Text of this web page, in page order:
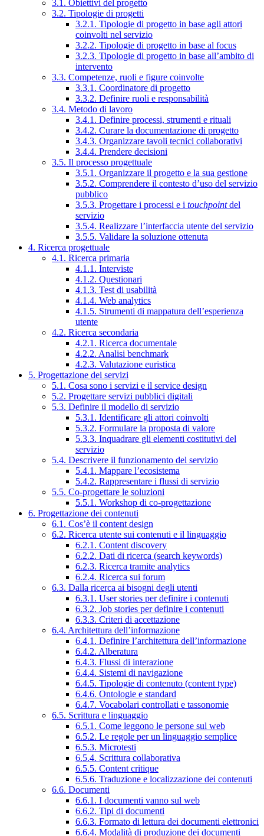
3.1. Obiettivi del progetto
3.2. Tipologie di progetti
3.2.1. Tipologie di progetto in base agli attori
coinvolti nel servizio
3.2.2. Tipologie di progetto in base al focus
3.2.3. Tipologie di progetto in base all’ambito di
intervento
3.3. Competenze, ruoli e figure coinvolte
3.3.1. Coordinatore di progetto
3.3.2. Definire ruoli e responsabilità
3.4. Metodo di lavoro
3.4.1. Definire processi, strumenti e rituali
3.4.2. Curare la documentazione di progetto
3.4.3. Organizzare tavoli tecnici collaborativi
3.4.4. Prendere decisioni
3.5. Il processo progettuale
3.5.1. Organizzare il progetto e la sua gestione
3.5.2. Comprendere il contesto d’uso del servizio
pubblico
3.5.3. Progettare i processi e i touchpointdel
servizio
3.5.4. Realizzare l’interfaccia utente del servizio
3.5.5. Validare la soluzione ottenuta
4. Ricerca progettuale
4.1. Ricerca primaria
4.1.1. Interviste
4.1.2. Questionari
4.1.3. Test di usabilità
4.1.4. Web analytics
4.1.5. Strumenti di mappatura dell’esperienza
utente
4.2. Ricerca secondaria
4.2.1. Ricerca documentale
4.2.2. Analisi benchmark
4.2.3. Valutazione euristica
5. Progettazione dei servizi
5.1. Cosa sono i servizi e il service design
5.2. Progettare servizi pubblici digitali
5.3. Definire il modello di servizio
5.3.1. Identificare gli attori coinvolti
5.3.2. Formulare la proposta di valore
5.3.3. Inquadrare gli elementi costitutivi del
servizio
5.4. Descrivere il funzionamento del servizio
5.4.1. Mappare l’ecosistema
5.4.2. Rappresentare i flussi di servizio
5.5. Co-progettare le soluzioni
5.5.1. Workshop di co-progettazione
6. Progettazione dei contenuti
6.1. Cos’è il content design
6.2. Ricerca utente sui contenuti e il linguaggio
6.2.1. Content discovery
6.2.2. Dati di ricerca (search keywords)
6.2.3. Ricerca tramite analytics
6.2.4. Ricerca sui forum
6.3. Dalla ricerca ai bisogni degli utenti
6.3.1. User stories per definire i contenuti
6.3.2. Job stories per definire i contenuti
6.3.3. Criteri di accettazione
6.4. Architettura dell’informazione
6.4.1. Definire l’architettura dell’informazione
6.4.2. Alberatura
6.4.3. Flussi di interazione
6.4.4. Sistemi di navigazione
6.4.5. Tipologie di contenuto (content type)
6.4.6. Ontologie e standard
6.4.7. Vocabolari controllati e tassonomie
6.5. Scrittura e linguaggio
6.5.1. Come leggono le persone sul web
6.5.2. Le regole per un linguaggio semplice
6.5.3. Microtesti
6.5.4. Scrittura collaborativa
6.5.5. Content critique
6.5.6. Traduzione e localizzazione dei contenuti
6.6. Documenti
6.6.1. I documenti vanno sul web
6.6.2. Tipi di documenti
6.6.3. Formato di lettura dei documenti elettronici
6.6.4. Modalità di produzione dei documenti